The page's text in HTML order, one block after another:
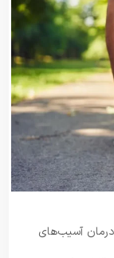
درمان آسیب‌های